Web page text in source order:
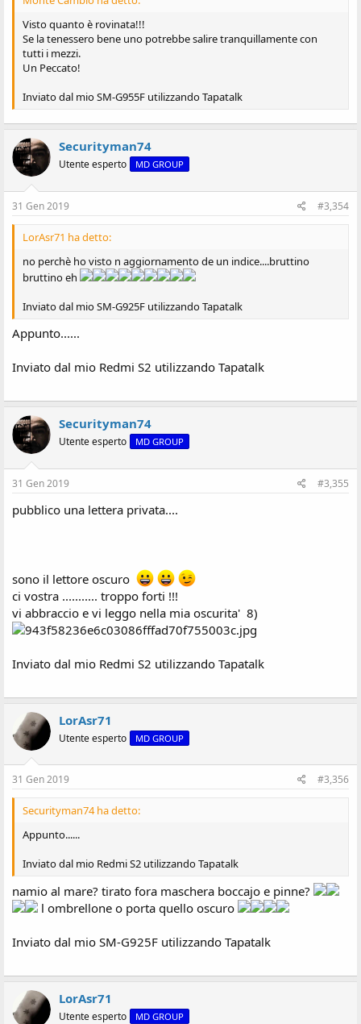
Visto quanto è rovinata!!!
Se la tenessero bene uno potrebbe salire tranquillamente con
tutti i mezzi.
Un Peccato!
Inviato dal mio SM-G955F utilizzando Tapatalk
Securityman74
Utente esperto MD GROUP
31 Gen 2019 #3,354
LorAsr71 ha detto:
no perchè ho visto n aggiornamento de un indice....bruttino
bruttino eh
Inviato dal mio SM-G925F utilizzando Tapatalk
Appunto......
Inviato dal mio Redmi S2 utilizzando Tapatalk
Securityman74
Utente esperto MD GROUP
31 Gen 2019 #3,355
pubblico una lettera privata....
sono il lettore oscuro
ci vostra ........... troppo forti !!!
vi abbraccio e vi leggo nella mia oscurita' 8)
Inviato dal mio Redmi S2 utilizzando Tapatalk
LorAsr71
Utente esperto MD GROUP
31 Gen 2019 #3,356
Securityman74 ha detto:
Appunto......
Inviato dal mio Redmi S2 utilizzando Tapatalk
namio al mare? tirato fora maschera boccajo e pinne?
l ombrellone o porta quello oscuro
Inviato dal mio SM-G925F utilizzando Tapatalk
LorAsr71
Utente esperto MD GROUP